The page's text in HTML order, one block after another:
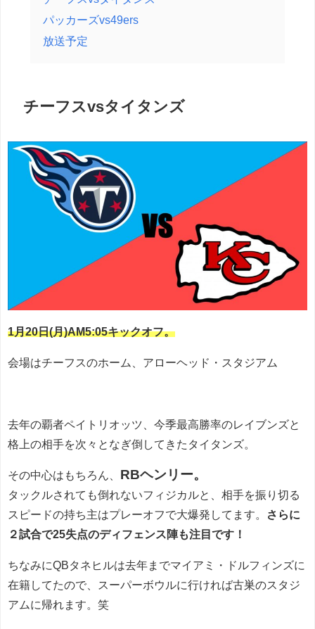
パッカーズvs49ers
放送予定
チーフスvsタイタンズ
1月20日(月)AM5:05キックオフ。
会場はチーフスのホーム、アローヘッド・スタジアム
去年の覇者ペイトリオッツ、今季最高勝率のレイブンズと
格上の相手を次々となぎ倒してきたタイタンズ。
その中心はもちろん、 RBヘンリー。
タックルされても倒れないフィジカルと、相手を振り切る
スピードの持ち主はプレーオフで大爆発してます。
さらに
２試合で25失点のディフェンス陣も注目です！
ちなみにQBタネヒルは去年までマイアミ・ドルフィンズに
在籍してたので、スーパーボウルに行ければ古巣のスタジ
アムに帰れます。笑